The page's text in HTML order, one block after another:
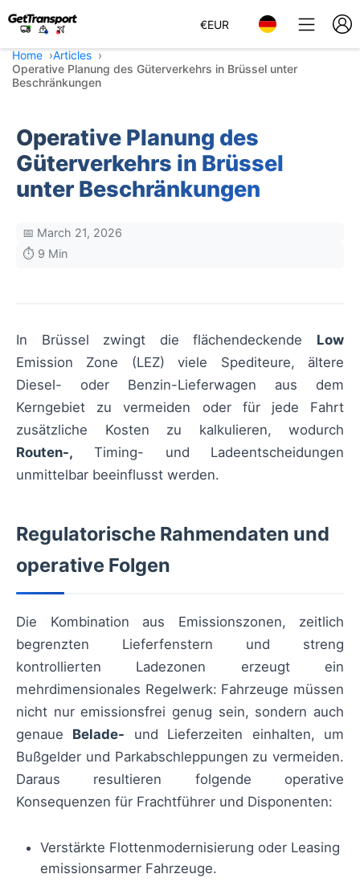
€EUR
Home
Articles
Operative Planung des Güterverkehrs in Brüssel unter
Beschränkungen
Operative Planung des
Güterverkehrs in Brüssel
unter Beschränkungen
📅 March 21, 2026
⏱️ 9 Min
In Brüssel zwingt die flächendeckende Low
Emission Zone (LEZ) viele Spediteure, ältere
Diesel- oder Benzin-Lieferwagen aus dem
Kerngebiet zu vermeiden oder für jede Fahrt
zusätzliche Kosten zu kalkulieren, wodurch
Routen-, Timing- und Ladeentscheidungen
unmittelbar beeinflusst werden.
Regulatorische Rahmendaten und
operative Folgen
Die Kombination aus Emissionszonen, zeitlich
begrenzten Lieferfenstern und streng
kontrollierten Ladezonen erzeugt ein
mehrdimensionales Regelwerk: Fahrzeuge müssen
nicht nur emissionsfrei genug sein, sondern auch
genaue Belade- und Lieferzeiten einhalten, um
Bußgelder und Parkabschleppungen zu vermeiden.
Daraus resultieren folgende operative
Konsequenzen für Frachtführer und Disponenten:
Verstärkte Flottenmodernisierung oder Leasing
emissionsarmer Fahrzeuge.